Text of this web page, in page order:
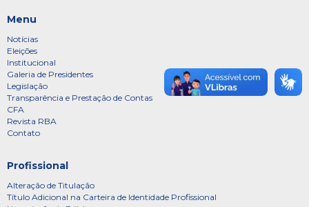
Menu
Notícias
Eleições
Institucional
Galeria de Presidentes
Legislação
Transparência e Prestação de Contas
CFA
Revista RBA
Contato
Profissional
Alteração de Titulação
Título Adicional na Carteira de Identidade Profissional